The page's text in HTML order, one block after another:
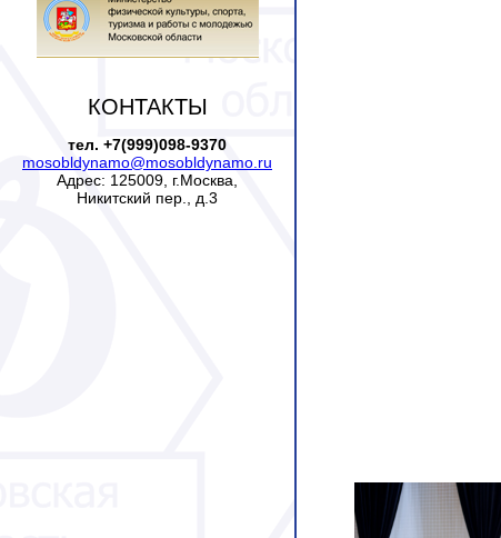
КОНТАКТЫ
тел. +7(999)098-9370
mosobldynamo@mosobldynamo.ru
Адрес: 125009, г.Москва,
Никитский пер., д.3